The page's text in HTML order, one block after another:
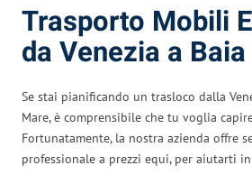
Trasporto Mobili
da Venezia a
Se stai pianificando un trasloco dalla
Mare, è comprensibile che tu voglia
Fortunatamente, la nostra azienda offre
professionale a prezzi equi, per aiutarti